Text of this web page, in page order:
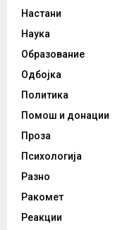
Настани
Наука
Образование
Одбојка
Политика
Помош и донации
Проза
Психологија
Разно
Ракомет
Реакции